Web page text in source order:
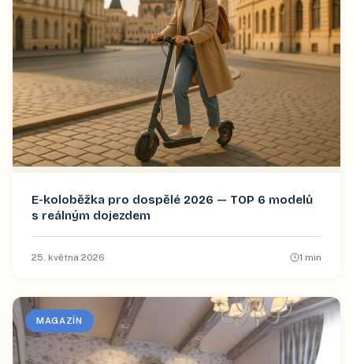
E-koloběžka pro dospělé 2026 — TOP 6 modelů
s reálným dojezdem
25. května 2026 1 min
MAGAZÍN